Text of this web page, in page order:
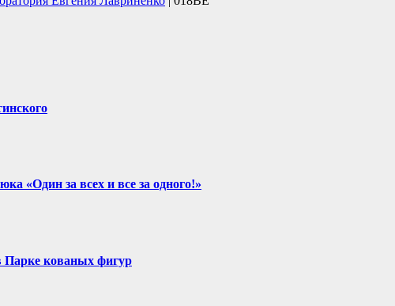
«Один за всех и все за одного!»
Парке кованых фигур